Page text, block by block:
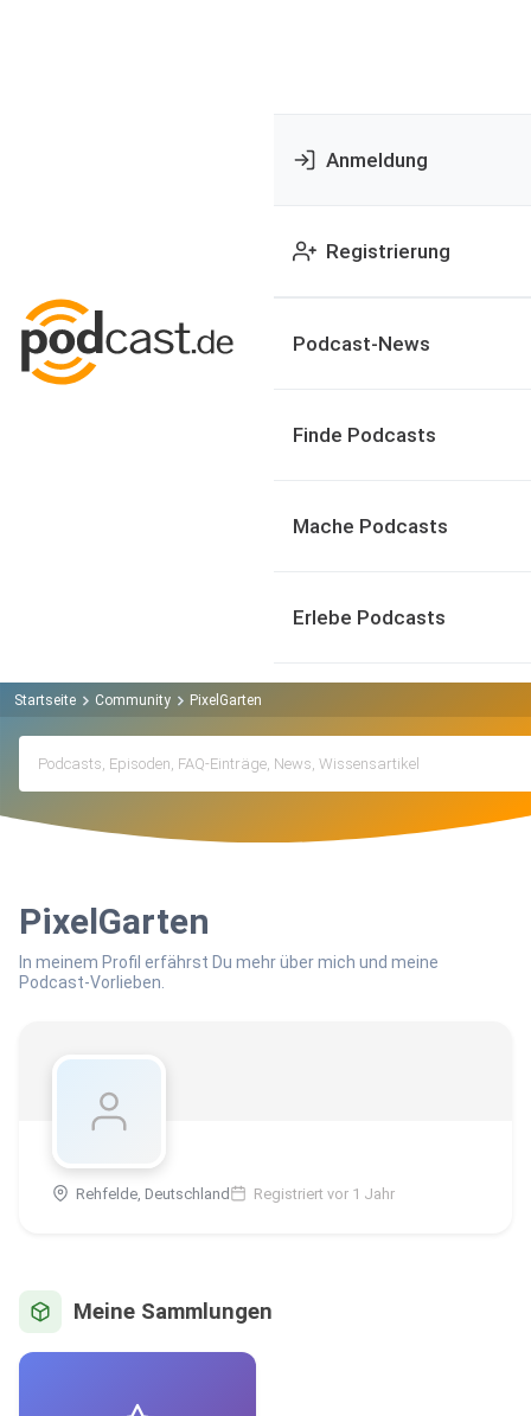
Anmeldung
Registrierung
Podcast-News
Finde Podcasts
Mache Podcasts
Erlebe Podcasts
Startseite Community PixelGarten
PixelGarten
In meinem Profil erfährst Du mehr über mich und meine
Podcast-Vorlieben.
Rehfelde, Deutschland Registriert vor 1 Jahr
Meine Sammlungen